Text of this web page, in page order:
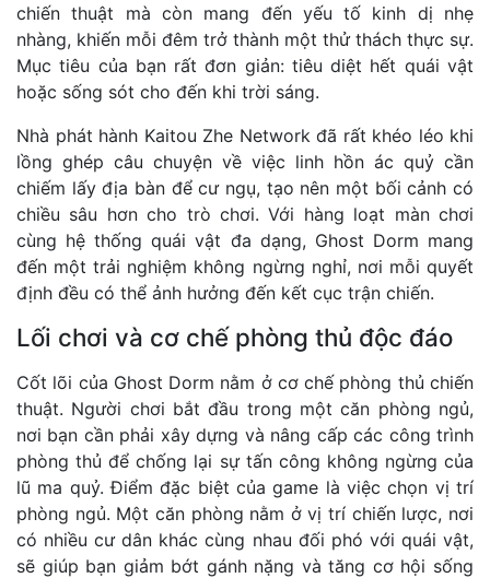
chiến thuật mà còn mang đến yếu tố kinh dị nhẹ
nhàng, khiến mỗi đêm trở thành một thử thách thực sự.
Mục tiêu của bạn rất đơn giản: tiêu diệt hết quái vật
hoặc sống sót cho đến khi trời sáng.
Nhà phát hành Kaitou Zhe Network đã rất khéo léo khi
lồng ghép câu chuyện về việc linh hồn ác quỷ cần
chiếm lấy địa bàn để cư ngụ, tạo nên một bối cảnh có
chiều sâu hơn cho trò chơi. Với hàng loạt màn chơi
cùng hệ thống quái vật đa dạng, Ghost Dorm mang
đến một trải nghiệm không ngừng nghỉ, nơi mỗi quyết
định đều có thể ảnh hưởng đến kết cục trận chiến.
Lối chơi và cơ chế phòng thủ độc đáo
Cốt lõi của Ghost Dorm nằm ở cơ chế phòng thủ chiến
thuật. Người chơi bắt đầu trong một căn phòng ngủ,
nơi bạn cần phải xây dựng và nâng cấp các công trình
phòng thủ để chống lại sự tấn công không ngừng của
lũ ma quỷ. Điểm đặc biệt của game là việc chọn vị trí
phòng ngủ. Một căn phòng nằm ở vị trí chiến lược, nơi
có nhiều cư dân khác cùng nhau đối phó với quái vật,
sẽ giúp bạn giảm bớt gánh nặng và tăng cơ hội sống